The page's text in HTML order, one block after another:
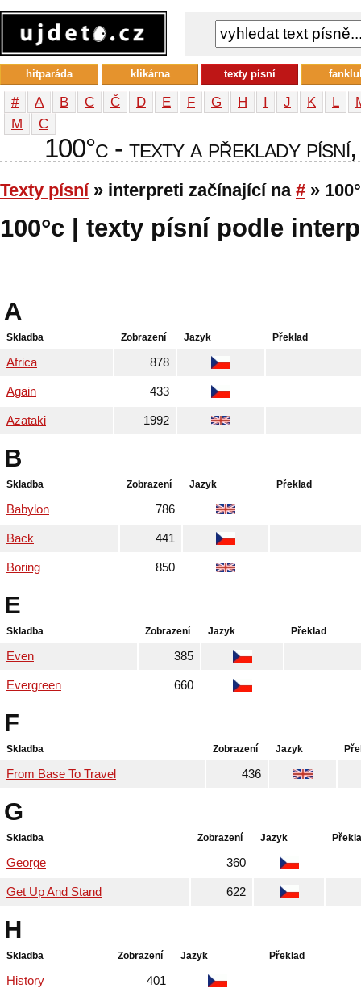
# A B C Č D E F G H I J K L
М
С
100°c - texty a překlady
Texty písní» interpreti začínající na # »
100°c | texty písní podle
A
Skladba Zobrazení Jazyk Překlad
Africa 878
Again 433
Azataki 1992
B
Skladba Zobrazení Jazyk Překlad
Babylon 786
Back 441
Boring 850
E
Skladba Zobrazení Jazyk Překlad
Even 385
Evergreen 660
F
Skladba Zobrazení Jazyk
From Base To Travel 436
G
Skladba Zobrazení Jazyk
George 360
Get Up And Stand 622
H
Skladba Zobrazení Jazyk Překlad
History 401
hitparáda klikárna texty písní